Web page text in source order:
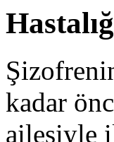
kadar
ailesiyle